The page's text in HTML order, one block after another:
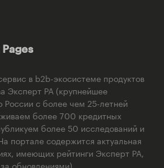
в b2b-экосистеме продуктов
Эксперт РА (крупнейшее
России с более чем 25-летней
более 700 кредитных
более 50 исследований и
портале содержится актуальная
имеющих рейтинги Эксперт РА,
обновлениями).